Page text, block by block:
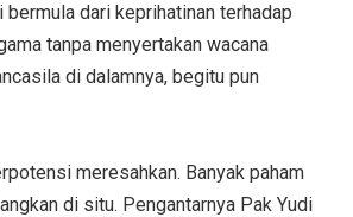
bermula dari keprihatinan terhadap
tanpa menyertakan wacana
di dalamnya, begitu pun
meresahkan. Banyak paham
di situ. Pengantarnya Pak Yudi